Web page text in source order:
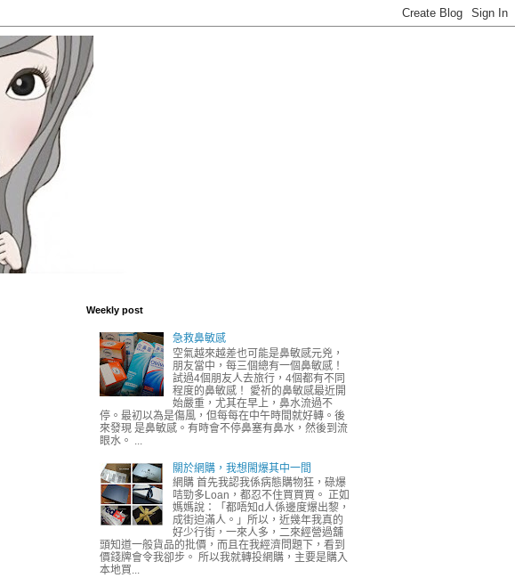
Weekly post
急救鼻敏感
空氣越來越差也可能是鼻敏感元兇，
朋友當中，每三個總有一個鼻敏感！
試過4個朋友人去旅行，4個都有不同
程度的鼻敏感！ 愛祈的鼻敏感最近開
始嚴重，尤其在早上，鼻水流過不
停。最初以為是傷風，但每每在中午時間就好轉。後
來發現 是鼻敏感。有時會不停鼻塞有鼻水，然後到流
眼水。 ...
關於網購，我想閙爆其中一間
網購 首先我認我係病態購物狂，碌爆
咭勁多Loan，都忍不住買買買。 正如
媽媽說：「都唔知d人係邊度爆出黎，
成街迫滿人。」所以，近幾年我真的
好少行街，一來人多，二來經營過舖
頭知道一般貨品的批價，而且在我經濟問題下，看到
價錢牌會令我卻步。 所以我就轉投網購，主要是購入
本地買...